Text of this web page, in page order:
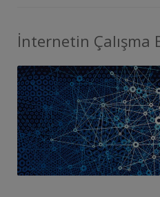
İnternetin Çalışma